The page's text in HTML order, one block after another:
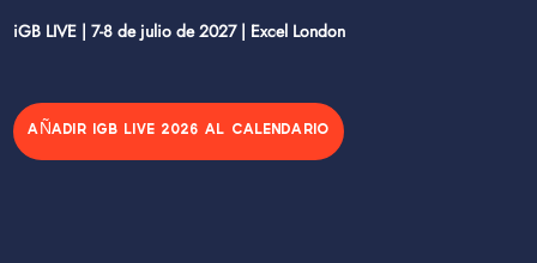
iGB LIVE | 7-8 de julio de 2027 | Excel London
AÑADIR IGB LIVE 2026 AL CALENDARIO